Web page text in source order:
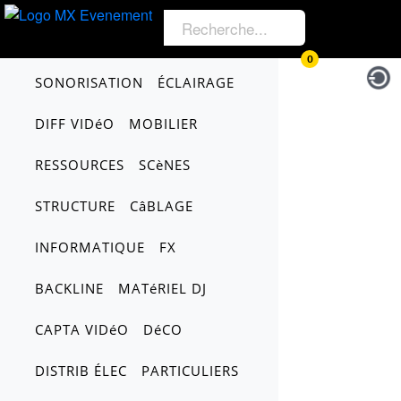
0
SONORISATION ÉCLAIRAGE
DIFF VIDéO MOBILIER
RESSOURCES SCèNES
STRUCTURE CâBLAGE
INFORMATIQUE FX
BACKLINE MATéRIEL DJ
CAPTA VIDéO DéCO
DISTRIB ÉLEC PARTICULIERS